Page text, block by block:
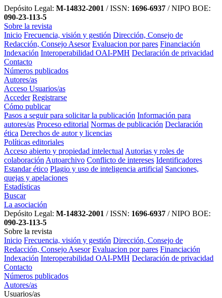
Depósito Legal: M-14832-2001 / ISSN: 1696-6937 / NIPO BOE:
090-23-113-5
Sobre la revista
Inicio Frecuencia, visión y gestión Dirección, Consejo de
Redacción, Consejo Asesor Evaluacion por pares Financiación
Indexación Interoperabilidad OAI-PMH Declaración de privacidad
Contacto
Números publicados
Autores/as
Acceso Usuarios/as
Acceder Registrarse
Cómo publicar
Pasos a seguir para solicitar la publicación Información para
autores/as Proceso editorial Normas de publicación Declaración
ética Derechos de autor y licencias
Políticas editoriales
Acceso abierto y propiedad intelectual Autorias y roles de
colaboración Autoarchivo Conflicto de intereses Identificadores
Estandar ético Plagio y uso de inteligencia artificial Sanciones,
quejas y apelaciones
Estadísticas
Buscar
La asociación
Depósito Legal: M-14832-2001 / ISSN: 1696-6937 / NIPO BOE:
090-23-113-5
Sobre la revista
Inicio Frecuencia, visión y gestión Dirección, Consejo de
Redacción, Consejo Asesor Evaluacion por pares Financiación
Indexación Interoperabilidad OAI-PMH Declaración de privacidad
Contacto
Números publicados
Autores/as
Usuarios/as